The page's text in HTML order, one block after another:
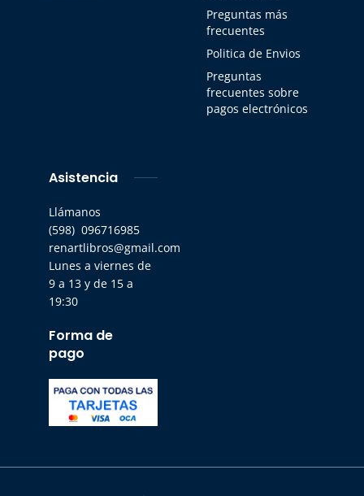
Preguntas más
frecuentes
Politica de Envios
Preguntas
frecuentes sobre
pagos electrónicos
Asistencia
Llámanos
(598) 096716985
renartlibros@gmail.com
Lunes a viernes de
9 a 13 y de 15 a
19:30
Forma de
pago